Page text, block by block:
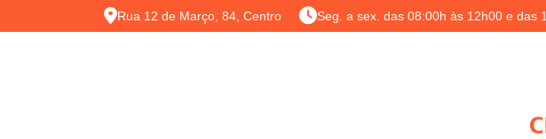
Rua 12 de Março, 84, Centro Seg. a sex. das 08:00h às 12h00 e das